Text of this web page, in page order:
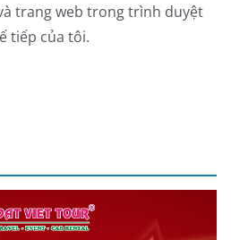
trang web trong trình duyệt
tiếp của tôi.